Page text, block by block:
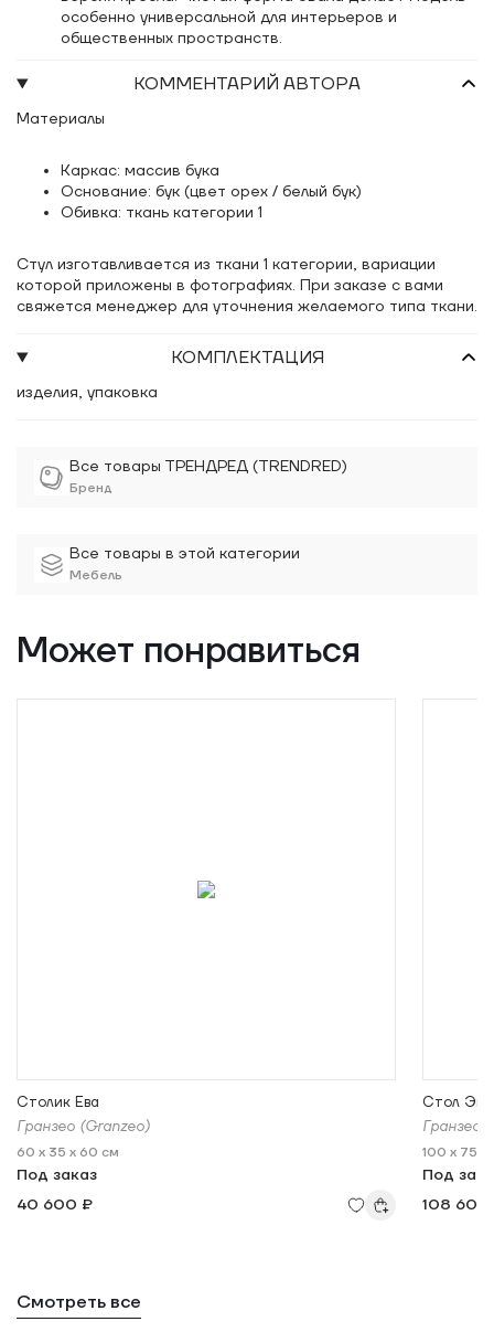
Все товары ТРЕНДРЕД (TRENDRED)
Бренд
Все товары в этой категории
Мебель
особенно универсальной для интерьеров и
общественных пространств.
КОММЕНТАРИЙ АВТОРА
Материалы
Каркас: массив бука
Основание: бук (цвет орех / белый бук)
Обивка: ткань категории 1
Стул изготавливается из ткани 1 категории, вариации
которой приложены в фотографиях. При заказе с вами
свяжется менеджер для уточнения желаемого типа ткани.
КОМПЛЕКТАЦИЯ
изделия, упаковка
Может понравиться
Столик Ева
Гранзео (Granzeo)
60 x 35 x 60 см
Под заказ
40 600 ₽
Стол
Гранзео
100 x 75 x
Под
108 605
Смотреть все